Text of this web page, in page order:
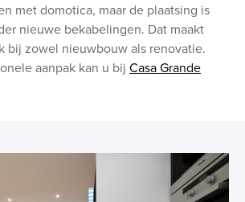
met domotica, maar de plaatsing is
nieuwe bekabelingen. Dat maakt
bij zowel nieuwbouw als renovatie.
aanpak kan u bij Casa Grande